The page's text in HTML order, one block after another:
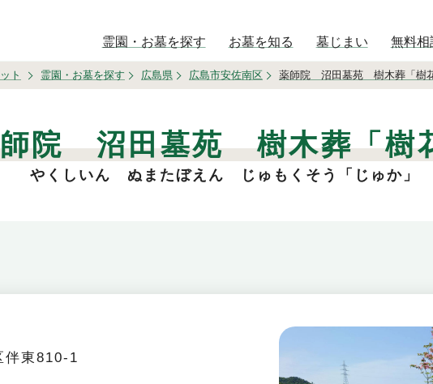
霊園・お墓を探す お墓を知る 墓じまい 無料相
ト 霊園・お墓を探す 広島県 広島市安佐南区 薬師院 沼田墓苑 樹木葬「樹花
院 沼田墓苑 樹木葬「樹
やくしいん ぬまたぼえん じゅもくそう「じゅか」
伴東810-1